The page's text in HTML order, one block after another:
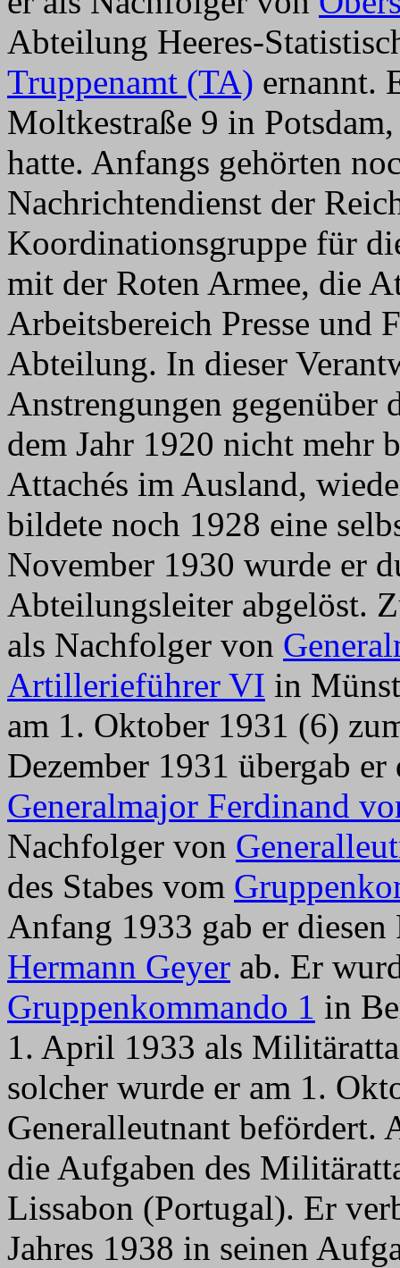
Abteilung Heeres-
Truppenamt (TA) ernannt.
Moltkestraße 9 in
hatte. Anfangs gehörten
Nachrichtendienst der
Koordinationsgruppe für
mit der Roten Armee, die
Arbeitsbereich Presse und
Abteilung. In dieser
Anstrengungen gegenüber
dem Jahr 1920 nicht mehr
Attachés im Ausland,
bildete noch 1928 eine
November 1930 wurde er
Abteilungsleiter abgelöst.
als Nachfolger von
Artillerieführer VI in
am 1. Oktober 1931 (6)
Dezember 1931 übergab
Generalmajor Ferdinand
Nachfolger von
des Stabes vom
Anfang 1933 gab er diesen
Hermann Geyer ab. Er
Gruppenkommando 1 in
1. April 1933 als
solcher wurde er am 1.
Generalleutnant befördert.
die Aufgaben des
Lissabon (Portugal). Er
Jahres 1938 in seinen